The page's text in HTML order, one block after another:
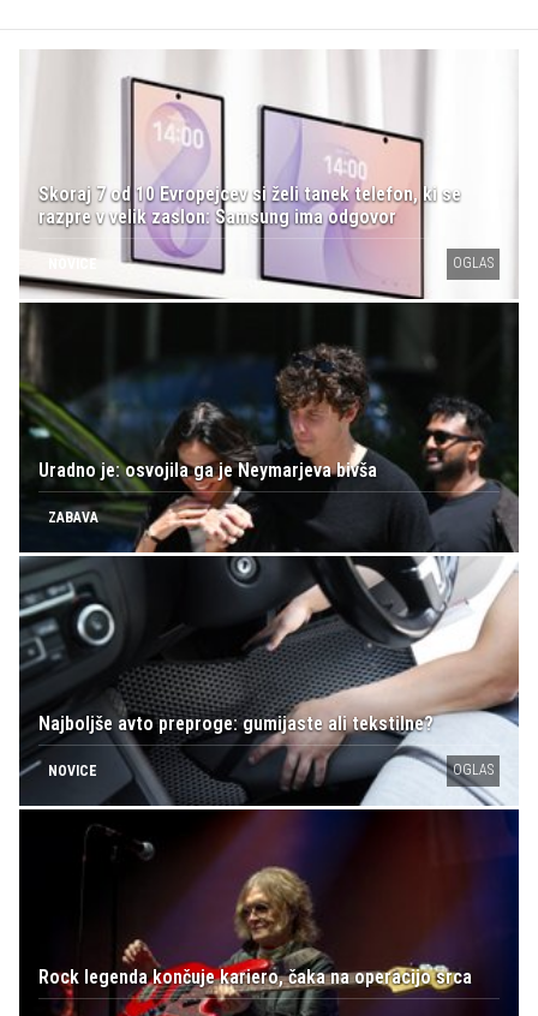
Skoraj 7 od 10 Evropejcev si želi tanek telefon, ki se
razpre v velik zaslon: Samsung ima odgovor
OGLAS
Uradno je: osvojila ga je Neymarjeva bivša
ZABAVA
Najboljše avto preproge: gumijaste ali tekstilne?
NOVICE OGLAS
Rock legenda končuje kariero, čaka na operacijo srca